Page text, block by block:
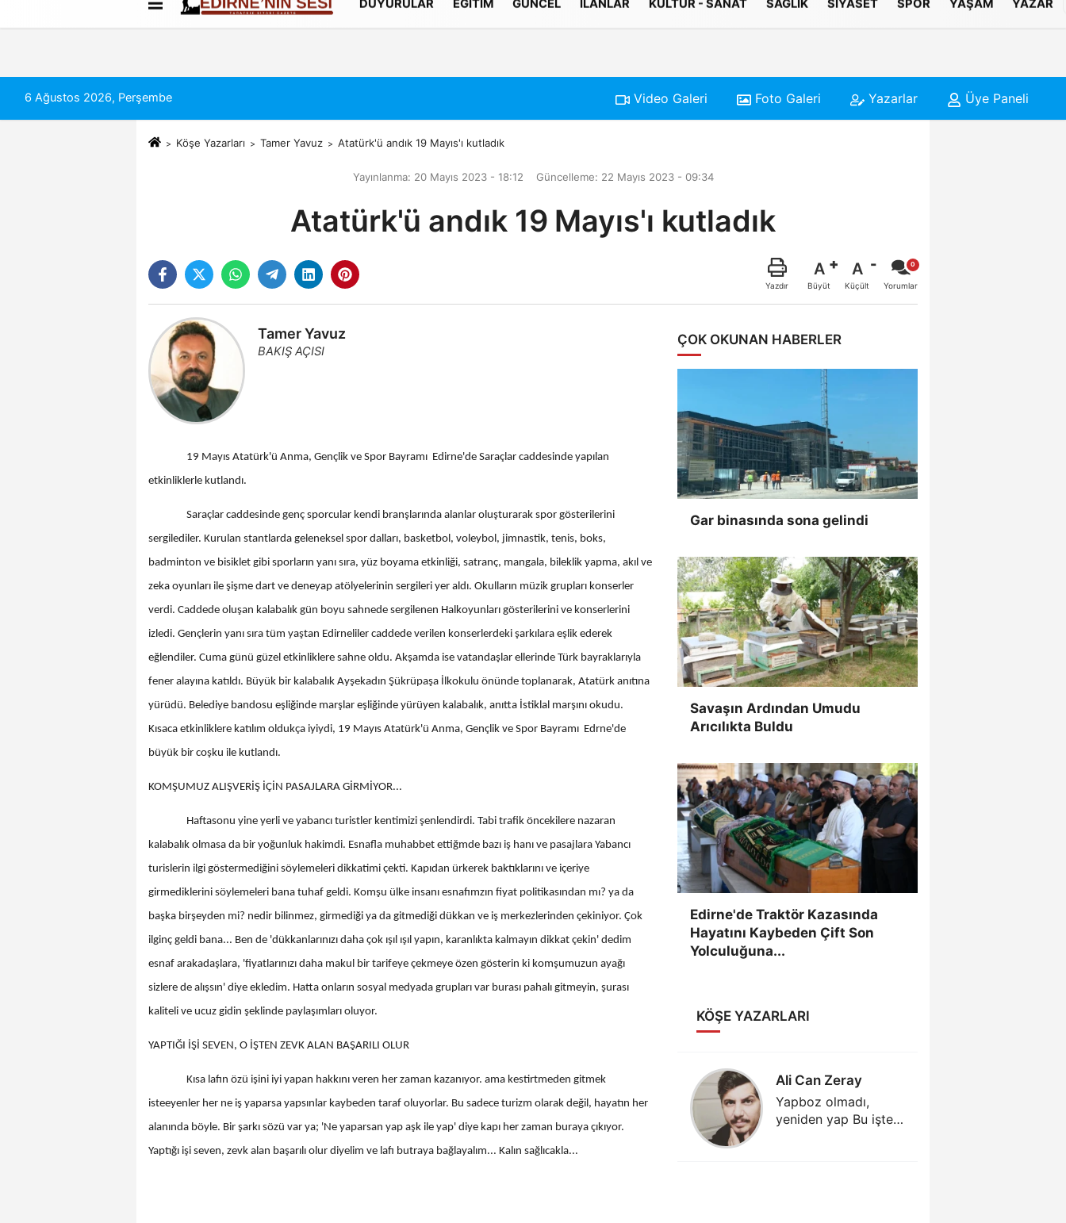
Künye İletişim Çerez Politikası
DUYURULAR EĞITIM GÜNCEL İLANLAR KÜLTÜR - SANAT SAĞLIK SIYASET SPOR YAŞAM YAZAR
6 Ağustos 2026, Perşembe Video Galeri Foto Galeri Yazarlar Üye Paneli
Köşe Yazarları Tamer Yavuz Atatürk'ü andık 19 Mayıs'ı kutladık
Yayınlanma: 20 Mayıs 2023 - 18:12 Güncelleme: 22 Mayıs 2023 - 09:34
Atatürk'ü andık 19 Mayıs'ı kutladık
Yazdır
A
Büyüt
A
Küçült Yorumlar
Tamer Yavuz
BAKIŞ AÇISI
19 Mayıs Atatürk'ü Anma, Gençlik ve Spor Bayramı Edirne'de Saraçlar caddesinde yapılan
etkinliklerle kutlandı.
Saraçlar caddesinde genç sporcular kendi branşlarında alanlar oluşturarak spor gösterilerini
sergilediler. Kurulan stantlarda geleneksel spor dalları, basketbol, voleybol, jimnastik, tenis, boks,
badminton ve bisiklet gibi sporların yanı sıra, yüz boyama etkinliği, satranç, mangala, bileklik yapma, akıl ve
zeka oyunları ile şişme dart ve deneyap atölyelerinin sergileri yer aldı. Okulların müzik grupları konserler
verdi. Caddede oluşan kalabalık gün boyu sahnede sergilenen Halkoyunları gösterilerini ve konserlerini
izledi. Gençlerin yanı sıra tüm yaştan Edirneliler caddede verilen konserlerdeki şarkılara eşlik ederek
eğlendiler. Cuma günü güzel etkinliklere sahne oldu. Akşamda ise vatandaşlar ellerinde Türk bayraklarıyla
fener alayına katıldı. Büyük bir kalabalık Ayşekadın Şükrüpaşa İlkokulu önünde toplanarak, Atatürk anıtına
yürüdü. Belediye bandosu eşliğinde marşlar eşliğinde yürüyen kalabalık, anıtta İstiklal marşını okudu.
Kısaca etkinliklere katılım oldukça iyiydi, 19 Mayıs Atatürk'ü Anma, Gençlik ve Spor Bayramı Edrne'de
büyük bir coşku ile kutlandı.
KOMŞUMUZ ALIŞVERİŞ İÇİN PASAJLARA GİRMİYOR...
Haftasonu yine yerli ve yabancı turistler kentimizi şenlendirdi. Tabi trafik öncekilere nazaran
kalabalık olmasa da bir yoğunluk hakimdi. Esnafla muhabbet ettiğmde bazı iş hanı ve pasajlara Yabancı
turislerin ilgi göstermediğini söylemeleri dikkatimi çekti. Kapıdan ürkerek baktıklarını ve içeriye
girmediklerini söylemeleri bana tuhaf geldi. Komşu ülke insanı esnafımzın fiyat politikasından mı? ya da
başka birşeyden mi? nedir bilinmez, girmediği ya da gitmediği dükkan ve iş merkezlerinden çekiniyor. Çok
ilginç geldi bana... Ben de 'dükkanlarınızı daha çok ışıl ışıl yapın, karanlıkta kalmayın dikkat çekin' dedim
esnaf arakadaşlara, 'fiyatlarınızı daha makul bir tarifeye çekmeye özen gösterin ki komşumuzun ayağı
sizlere de alışsın' diye ekledim. Hatta onların sosyal medyada grupları var burası pahalı gitmeyin, şurası
kaliteli ve ucuz gidin şeklinde paylaşımları oluyor.
YAPTIĞI İŞİ SEVEN, O İŞTEN ZEVK ALAN BAŞARILI OLUR
Kısa lafın özü işini iyi yapan hakkını veren her zaman kazanıyor. ama kestirtmeden gitmek
isteeyenler her ne iş yaparsa yapsınlar kaybeden taraf oluyorlar. Bu sadece turizm olarak değil, hayatın her
alanında böyle. Bir şarkı sözü var ya; 'Ne yaparsan yap aşk ile yap' diye kapı her zaman buraya çıkıyor.
Yaptığı işi seven, zevk alan başarılı olur diyelim ve lafı butraya bağlayalım... Kalın sağlıcakla...
ÇOK OKUNAN HABERLER
Gar binasında sona gelindi
Savaşın Ardından Umudu
Arıcılıkta Buldu
Edirne'de Traktör Kazasında
Hayatını Kaybeden Çift Son
Yolculuğuna...
KÖŞE YAZARLARI
Ali Can Zeray
Yapboz olmadı,
yeniden yap Bu işte
kamu zararı yok mu
Ali Can Zeray
Yapboz olmadı,
yeniden yap Bu işte